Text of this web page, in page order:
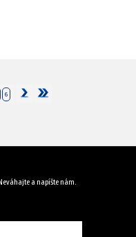
6
a napíšte nám.